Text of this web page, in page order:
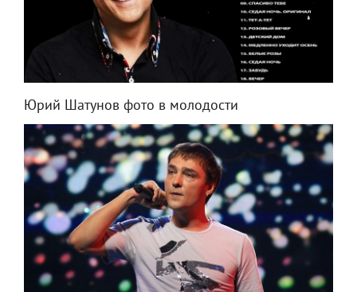
Юрий Шатунов фото в молодости